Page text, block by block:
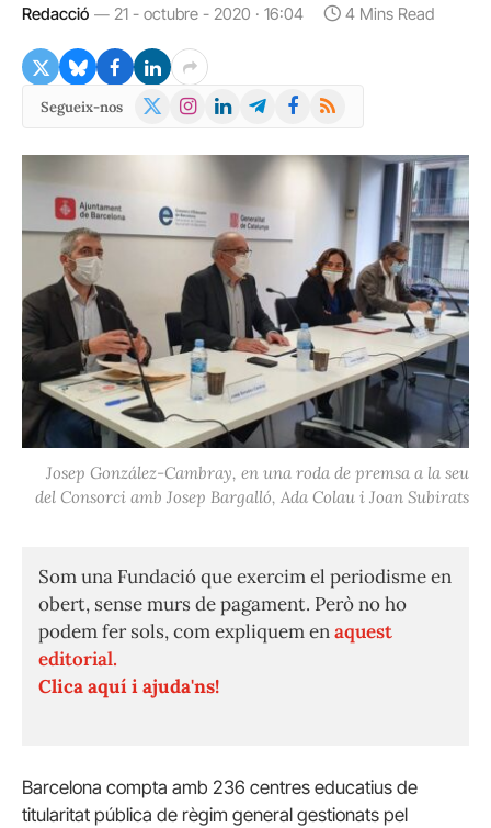
Redacció 21 - octubre - 2020 · 16:04 4 Mins Read
Segueix-nos
X
Instagram
LinkedInTelegramFacebook
RSS
Josep González-Cambray, en una roda de premsa a la seu
del Consorci amb Josep Bargalló, Ada Colau i Joan Subirats
Som una Fundació que exercim el periodisme en
obert, sense murs de pagament. Però no ho
podem fer sols, com expliquem enaquest
editorial.
Clica aquí i ajuda'ns!
Barcelona compta amb 236 centres educatius de
titularitat pública de règim general gestionats pel